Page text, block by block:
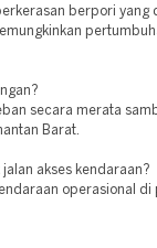
berpori yang
secara merata
Barat.
akses kendaraan?
operasional di